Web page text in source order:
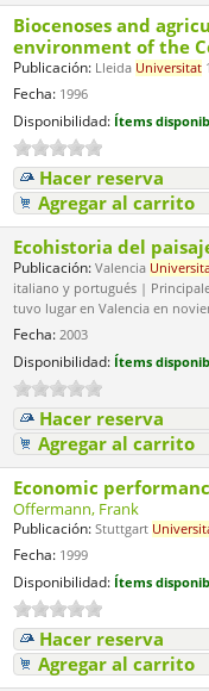
Biocenoses and
environment of the
Publicación: Lleida Universitat
Fecha: 1996
Disponibilidad: Ítems
Hacer reserva
Agregar al carrito
Ecohistoria del
Publicación: Valencia
italiano y portugués |
tuvo lugar en Valencia en
Fecha: 2003
Disponibilidad: Ítems
Hacer reserva
Agregar al carrito
Economic
Offermann, Frank
Publicación: Stuttgart
Fecha: 1999
Disponibilidad: Ítems
Hacer reserva
Agregar al carrito